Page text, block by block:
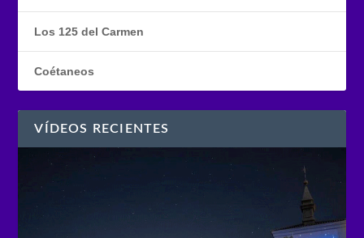
Los 125 del Carmen
Coétaneos
VÍDEOS RECIENTES